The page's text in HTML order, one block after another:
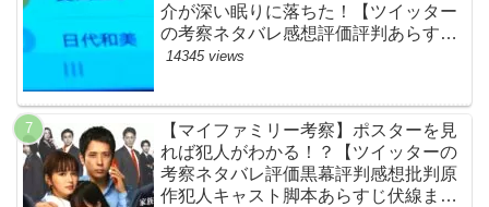
介が深い眠りに落ちた！【ツイッター
の考察ネタバレ感想評価評判あらすじ
原作犯人キャスト黒幕伏線まとめ】
14345 views
【マイファミリー考察】ポスターを見
れば犯人がわかる！？【ツイッターの
考察ネタバレ評価黒幕評判感想批判原
作犯人キャスト脚本あらすじ伏線まと